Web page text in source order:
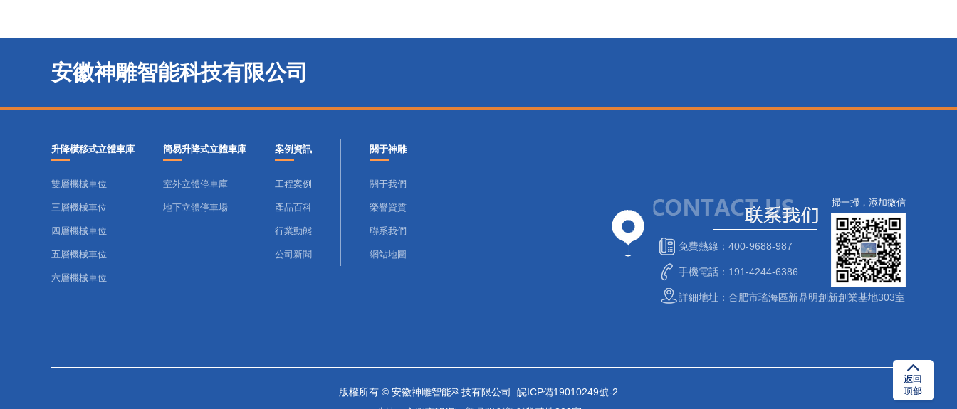
安徽神雕智能科技有限公司
升降橫移式立體車庫
雙層機械車位
三層機械車位
四層機械車位
五層機械車位
六層機械車位
簡易升降式立體車庫
室外立體停車庫
地下立體停車場
案例資訊
工程案例
產品百科
行業動態
公司新聞
關于神雕
關于我們
榮譽資質
聯系我們
網站地圖
免費熱線：400-9688-987
手機電話：191-4244-6386
詳細地址：合肥市瑤海區新鼎明創新創業基地303室
掃一掃，添加微信
版權所有 © 安徽神雕智能科技有限公司 皖ICP備19010249號-2